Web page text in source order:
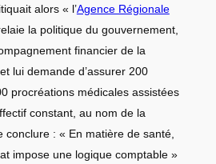
alors « l’Agence Régionale
la politique du gouvernement,
financier de la
lui demande d’assurer 200
procréations médicales assistées
constant, au nom de la
conclure : « En matière de santé,
impose une logique comptable »